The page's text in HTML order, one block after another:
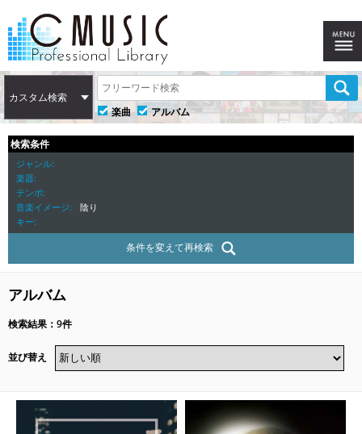
カスタム検索
楽曲
アルバム
検索条件
ジャンル
楽器
テンポ
音楽イメージ
陰り
キー
条件を変えて再検索
アルバム
検索結果：9件
並び替え